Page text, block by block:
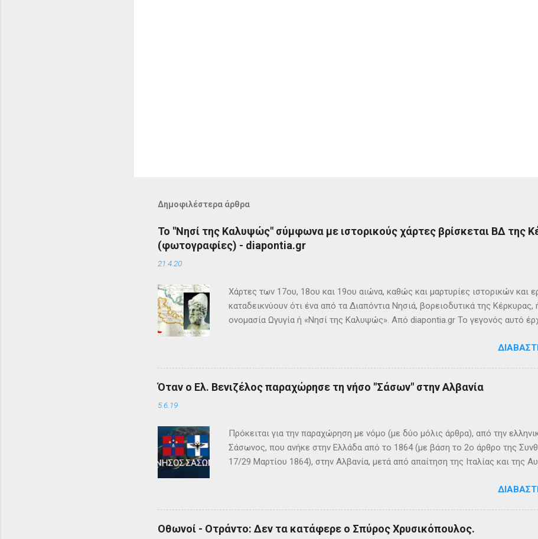
Δημοφιλέστερα άρθρα
Το "Νησί της Καλυψώς" σύμφωνα με ιστορικούς χάρτες βρίσκεται ΒΔ της
(φωτογραφίες) - diapontia.gr
21.4.20
Χάρτες των 17ου, 18ου και 19ου αιώνα, καθώς και μαρτυρίες ιστορικών και
καταδεικνύουν ότι ένα από τα Διαπόντια Νησιά, βορειοδυτικά της
ονομασία Ωγυγία ή «Νησί της Καλυψώς». Από diapontia.gr Το γεγονός αυτό
αρχαιότητα οι Οθωνοί ήταν το νησί της νύμφης Καλυψούς , κόρης του
Όμηρος , ονόμαζε το νησί Ὠγυγία , στο οποίο υπήρχε έντονη ευωδία από
Όταν ο Ελ. Βενιζέλος παραχώρησε τη νήσο "Σάσων" στην Αλβανία
5.6.19
Πρόκειται για την παραχώρηση με νόμο (με δύο μόλις άρθρα), από την
Σάσωνος, που ανήκε στην Ελλάδα από το 1864 (με βάση το 2ο άρθρο της
17/29 Μαρτίου 1864), στην Αλβανία, μετά από απαίτηση της Ιταλίας και
αλβανική της ονομασία είναι Sazan ή Sazani και η ιταλική της Saseno. Έχει
γνωστή ήδη από την αρχαιότητα. Ο Πολύβιος την αναφέρει σε ένα
Οθωνοί - Οτράντο: Δεν τα κατάφερε ο Σπύρος Χρυσικόπουλος.